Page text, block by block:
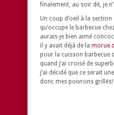
finalement, au soir dit, je
Un coup d’oeil à la section
qu’occupe le barbecue
aurais-je bien aimé
il y avait déjà de la morue
pour la cuisson barbecue
quand j’ai croisé de
j’ai décidé que ce serait
donc mes poivrons grillés!